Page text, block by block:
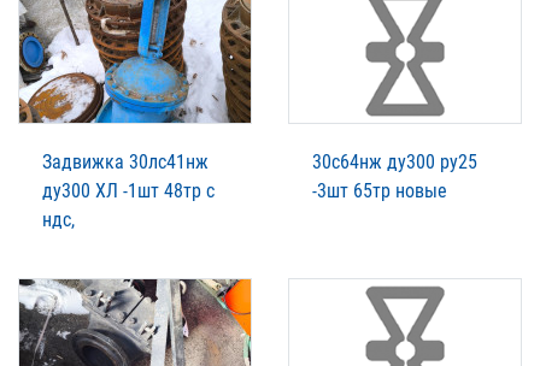
Задвижка 30лс41нж
ду300 ХЛ -1шт 48тр с
ндс,
30с64нж ду300 ру25
-3шт 65тр новые